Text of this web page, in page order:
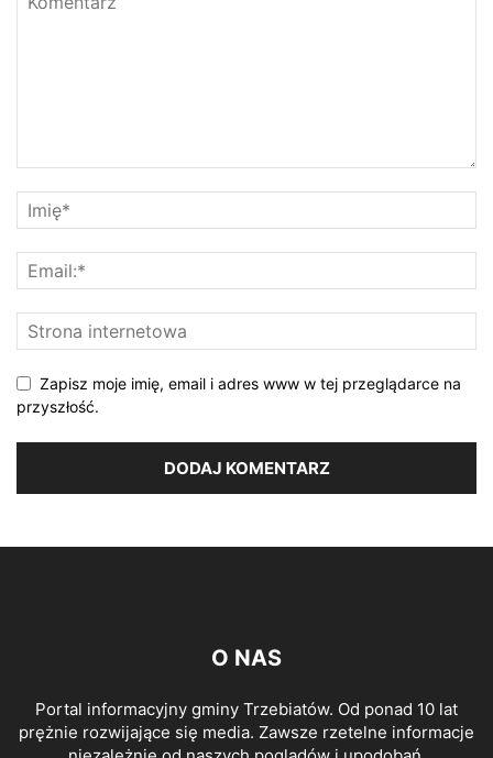
Zapisz moje imię, email i adres www w tej przeglądarce na
przyszłość.
O NAS
Portal informacyjny gminy Trzebiatów. Od ponad 10 lat
prężnie rozwijające się media. Zawsze rzetelne informacje